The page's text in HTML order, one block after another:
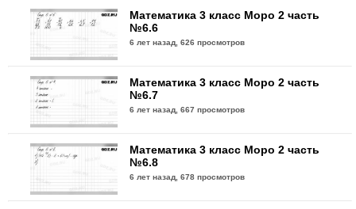
Математика 3 класс Моро 2 часть
№6.6
6 лет назад,626 просмотров
Математика 3 класс Моро 2 часть
№6.7
6 лет назад,667 просмотров
Математика 3 класс Моро 2 часть
№6.8
6 лет назад,678 просмотров